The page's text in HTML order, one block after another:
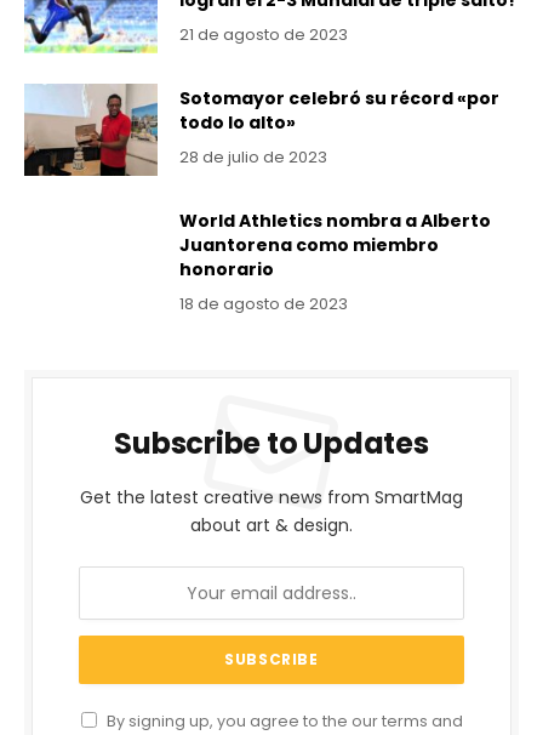
21 de agosto de 2023
Sotomayor celebró su récord «por
todo lo alto»
28 de julio de 2023
World Athletics nombra a Alberto
Juantorena como miembro
honorario
18 de agosto de 2023
Subscribe to Updates
Get the latest creative news from SmartMag
about art & design.
By signing up, you agree to the our terms and